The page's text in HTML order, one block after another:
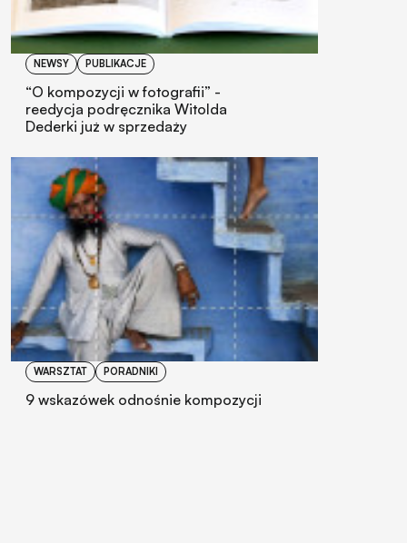
NEWSY PUBLIKACJE
“O kompozycji w fotografii” -
reedycja podręcznika Witolda
Dederki już w sprzedaży
WARSZTAT PORADNIKI
9 wskazówek odnośnie kompozycji